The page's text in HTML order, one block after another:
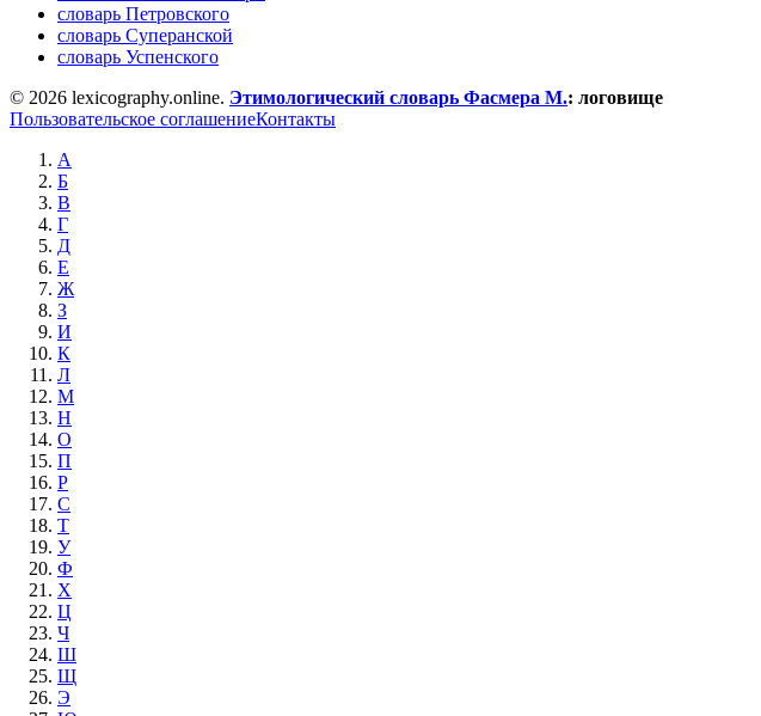
словарь Петровского
словарь Суперанской
словарь Успенского
© 2026 lexicography.online. Этимологический словарь Фасмера М.: логовище
Пользовательское соглашениеКонтакты
А
Б
В
Г
Д
Е
Ж
З
И
К
Л
М
Н
О
П
Р
С
Т
У
Ф
Х
Ц
Ч
Ш
Щ
Э